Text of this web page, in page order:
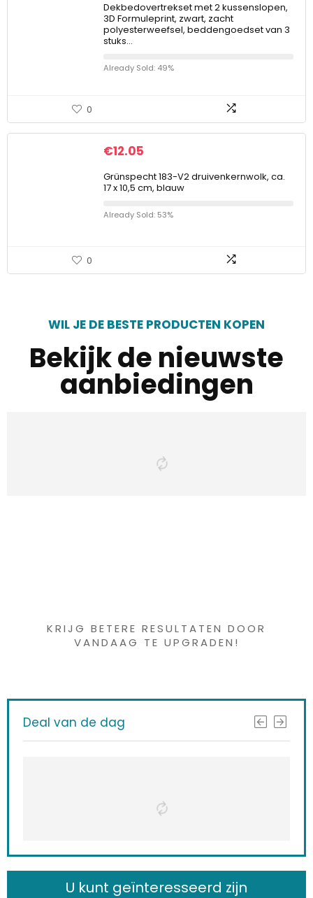
Dekbedovertrekset met 2 kussenslopen,
3D Formuleprint, zwart, zacht
polyesterweefsel, beddengoedset van 3
stuks…
Already Sold: 49%
0
€12.05
Grünspecht 183-V2 druivenkernwolk, ca.
17 x 10,5 cm, blauw
Already Sold: 53%
0
WIL JE DE BESTE PRODUCTEN KOPEN
Bekijk de nieuwste
aanbiedingen
KRIJG BETERE RESULTATEN DOOR
VANDAAG TE UPGRADEN!
Deal van de dag
U kunt geïnteresseerd zijn